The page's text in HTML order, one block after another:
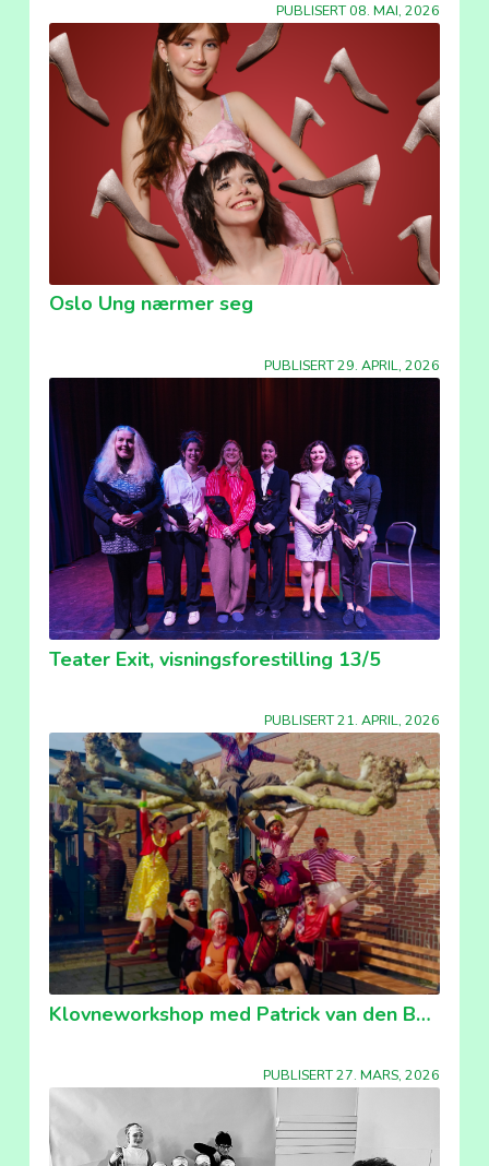
PUBLISERT 08. MAI, 2026
Oslo Ung nærmer seg
PUBLISERT 29. APRIL, 2026
Teater Exit, visningsforestilling 13/5
PUBLISERT 21. APRIL, 2026
Klovneworkshop med Patrick van den Boom
PUBLISERT 27. MARS, 2026